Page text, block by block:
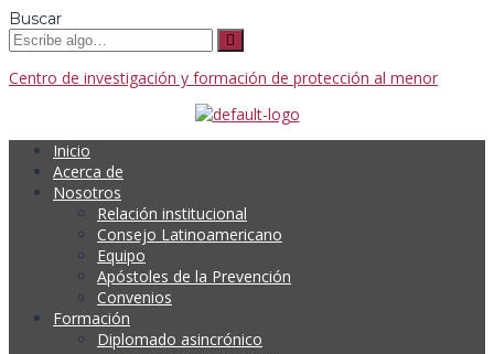
Buscar
Centro de investigación y formación de protección al menor
Inicio
Acerca de
Nosotros
Relación institucional
Consejo Latinoamericano
Equipo
Apóstoles de la Prevención
Convenios
Formación
Diplomado asincrónico